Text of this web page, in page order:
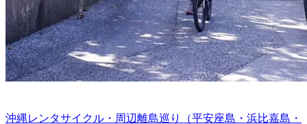
沖縄レンタサイクル・周辺離島巡り（平安座島・浜比嘉島・